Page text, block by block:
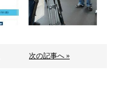
次の記事へ »